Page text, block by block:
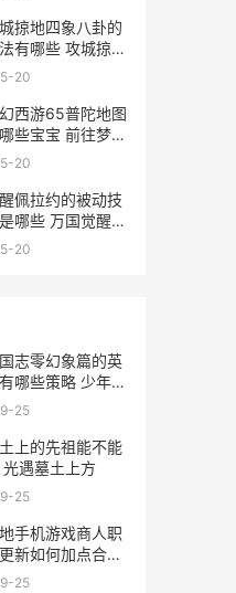
掠地四象八卦的
有哪些 攻城掠地
20
西游65普陀地图
些宝宝 前往梦幻
工具箱服务大厅
20
佩拉约的被动技
哪些 万国觉醒佩
培养吗
20
志零幻象篇的英
哪些策略 少年三
出什么活动
25
上的先祖能不能
遇墓土上方
25
手机游戏商人职
新如何加点合适
手机游戏怎么玩
25